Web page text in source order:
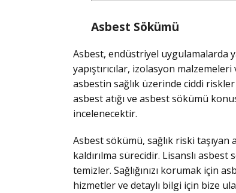
Asbest Sökümü
Asbest, endüstriyel uygulamalarda
yapıştırıcılar, izolasyon
asbestin sağlık üzerinde ciddi
asbest atığı ve asbest sökümü
incelenecektir.
Asbest sökümü, sağlık riski
kaldırılma sürecidir. Lisanslı
temizler. Sağlığınızı korumak için
hizmetler ve detaylı bilgi için bize